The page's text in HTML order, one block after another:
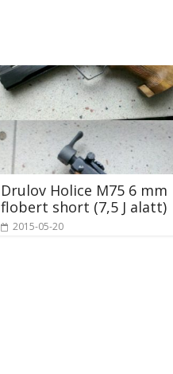
Drulov Holice M75 6 mm
flobert short (7,5 J alatt)
2015-05-20